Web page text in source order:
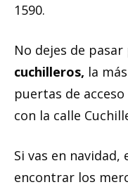
1590.
No dejes de
cuchilleros, la
puertas de
con la calle
Si vas en navidad,
encontrar los